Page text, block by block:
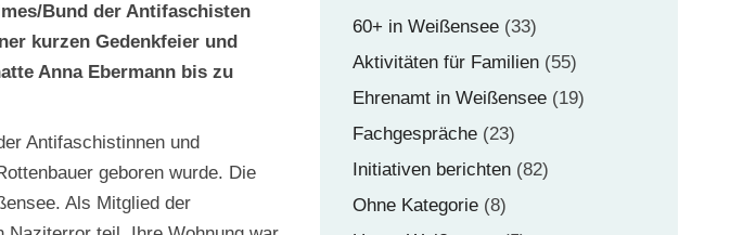
Bund der Antifaschisten
kurzen Gedenkfeier und
Anna Ebermann bis zu
Antifaschistinnen und
geboren wurde. Die
Als Mitglied der
60+ in Weißensee(33)
Aktivitäten für Familien(55)
Ehrenamt in Weißensee(19)
Fachgespräche(23)
Initiativen berichten(82)
Ohne Kategorie(8)